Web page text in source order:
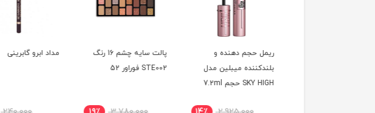
ریمل حجم دهنده و
بلندکننده میبلین مدل
SKY HIGH حجم 7.2ml
پالت سایه چشم 16 رنگ
STE002 فوراور 52
مداد ابرو گابرینی